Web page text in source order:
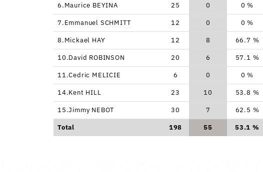
6.Maurice BEYINA 25 0 0 %
7.Emmanuel SCHMITT 12 0 0 %
8.Mickael HAY 12 8 66.7 %
10.David ROBINSON 20 6 57.1 %
11.Cedric MELICIE 6 0 0 %
14.Kent HILL 23 10 53.8 %
15.Jimmy NEBOT 30 7 62.5 %
Total 198 55 53.1 %